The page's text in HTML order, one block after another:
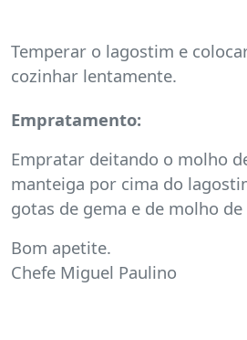
Temperar o lagostim e
cozinhar lentamente.
Empratamento:
Empratar deitando o molho
manteiga por cima do
gotas de gema e de molho de
Bom apetite.
Chefe Miguel Paulino